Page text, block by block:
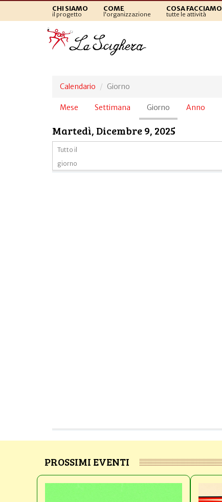
CHI SIAMO
il progetto
COME
l'organizzazione
COSA FACCIAMO
tutte le attività
Calendario Giorno
Schede
Mese Settimana Giorno (scheda
attiva)
Anno
Martedì, Dicembre 9, 2025
Tutto il
giorno
PROSSIMI EVENTI